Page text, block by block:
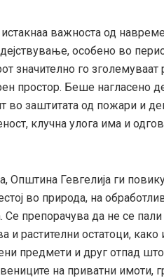
истакнаа важноста од
особено во
значително го зголемуваат
простор. Беше нагласено
во заштитата од пожари и
клучна улога има и
Општина Гевгелија ги
во природа, на
препорачува да не се
и растителни остатоци,
предмети и друг отпад
на приватни имоти,